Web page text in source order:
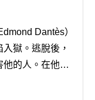
Dantès）
獄。逃脫後，
的人。在他的